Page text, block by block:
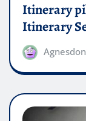
Itinerary
Itinerary